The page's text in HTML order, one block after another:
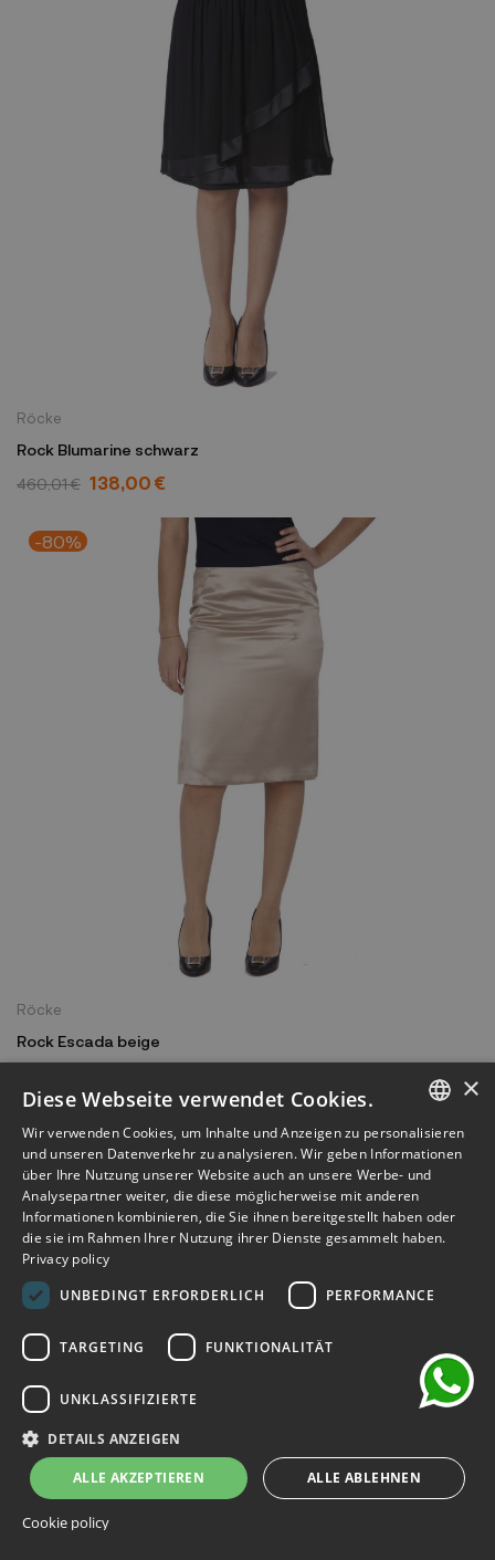
Röcke
Rock Blumarine schwarz
460,01 € 138,00 €
-80%
Röcke
Rock Escada beige
-80%
ITALIAN
ENGLISH
FRENCH
SPANISH
×
Diese Webseite verwendet Cookies.
Wir verwenden Cookies, um Inhalte und Anzeigen zu personalisieren
und unseren Datenverkehr zu analysieren. Wir geben Informationen
über Ihre Nutzung unserer Website auch an unsere Werbe- und
Analysepartner weiter, die diese möglicherweise mit anderen
Informationen kombinieren, die Sie ihnen bereitgestellt haben oder
die sie im Rahmen Ihrer Nutzung ihrer Dienste gesammelt haben.
Privacy policy
UNBEDINGT ERFORDERLICH
PERFORMANCE
TARGETING FUNKTIONALITÄT
UNKLASSIFIZIERTE
DETAILS ANZEIGEN
ALLE AKZEPTIEREN ALLE ABLEHNEN
Cookie policy